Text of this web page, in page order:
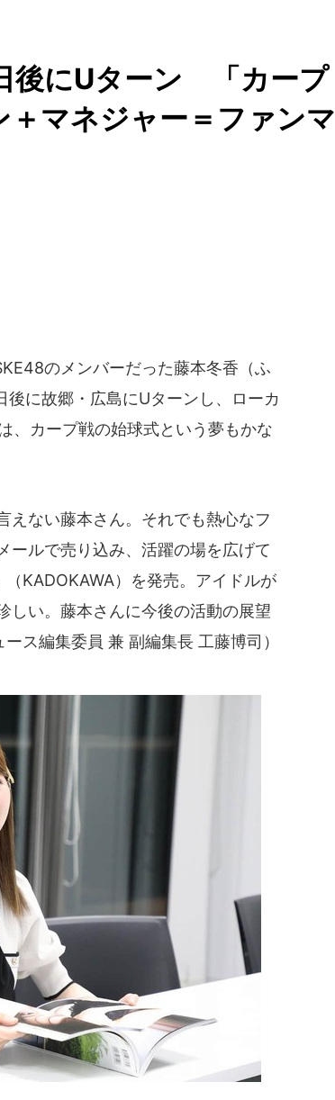
後にUターン 「カープ
マネジャー＝ファンマ
のメンバーだった藤本冬香（ふ
に故郷・広島にUターンし、ローカ
、カープ戦の始球式という夢もかな
ない藤本さん。それでも熱心なフ
ールで売り込み、活躍の場を広げて
KADOKAWA）を発売。アイドルが
しい。藤本さんに今後の活動の展望
ス編集委員 兼 副編集長 工藤博司）